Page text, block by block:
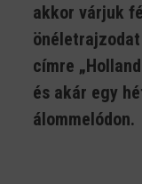
akkor várjuk
címre
és akár egy
álommelódon.